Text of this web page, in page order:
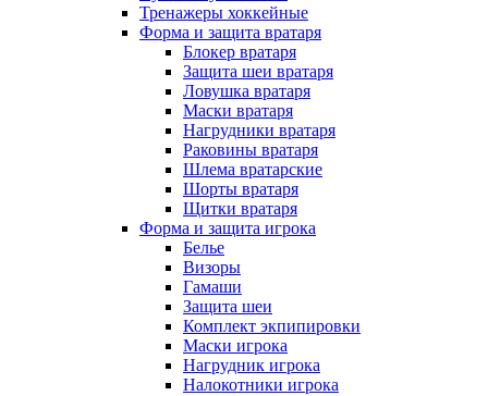
Тренажеры хоккейные
Форма и защита вратаря
Блокер вратаря
Защита шеи вратаря
Ловушка вратаря
Маски вратаря
Нагрудники вратаря
Раковины вратаря
Шлема вратарские
Шорты вратаря
Щитки вратаря
Форма и защита игрока
Белье
Визоры
Гамаши
Защита шеи
Комплект экпипировки
Маски игрока
Нагрудник игрока
Налокотники игрока